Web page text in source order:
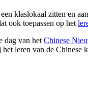
klaslokaal zitten en
ook toepassen op het
dag van hetChinese
leren van de Chinese